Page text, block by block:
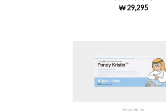
5 중에서
로 평
₩29,295